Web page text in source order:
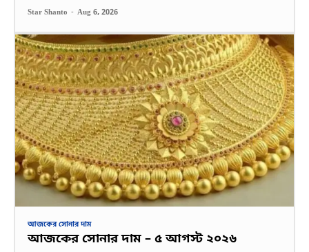
Star Shanto - Aug 6, 2026
আজকের সোনার দাম
আজকের সোনার দাম – ৫ আগস্ট ২০২৬